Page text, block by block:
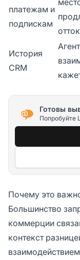
платежам и
подпискам
История
CRM
Готовы
Попробуйте
Почему это
Большинство
коммерции
контекст